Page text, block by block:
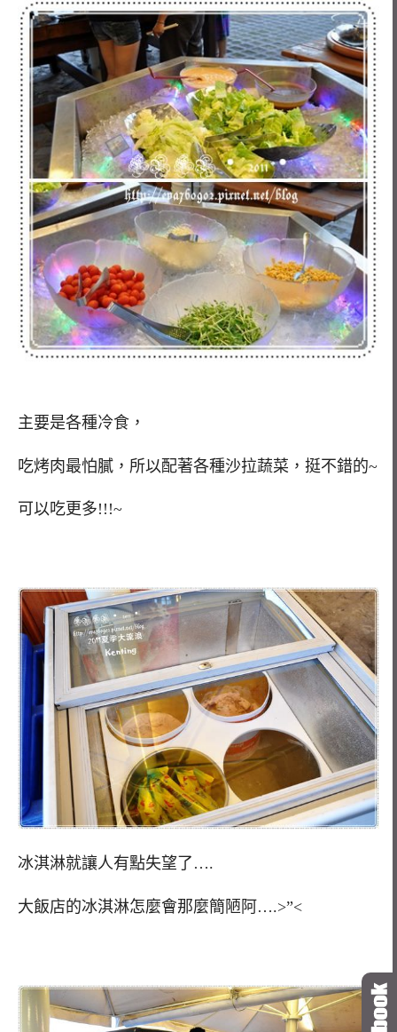
主要是各種冷食，
吃烤肉最怕膩，所以配著各種沙拉蔬菜，挺不錯的~
可以吃更多!!!~
冰淇淋就讓人有點失望了….
大飯店的冰淇淋怎麼會那麼簡陋阿….>”<